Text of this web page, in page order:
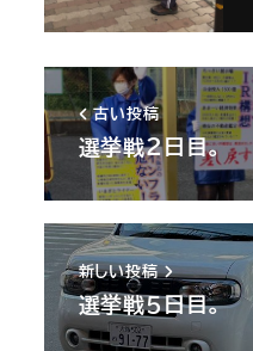
古い投稿
選挙戦２日目。
新しい投稿
選挙戦５日目。